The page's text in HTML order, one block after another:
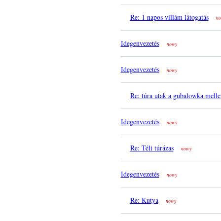
Re: 1 napos villám látogatás
Idegenvezetés nowy
Idegenvezetés nowy
Re: túra utak a gubalowka
Idegenvezetés nowy
Re: Téli túrázas nowy
Idegenvezetés nowy
Re: Kutya nowy